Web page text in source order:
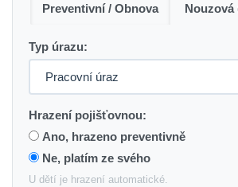
Preventivní / Obnova Nouzová
Typ úrazu:
Hrazení pojišťovnou:
Ano, hrazeno preventivně
Ne, platím ze svého
U dětí je hrazení automatické.